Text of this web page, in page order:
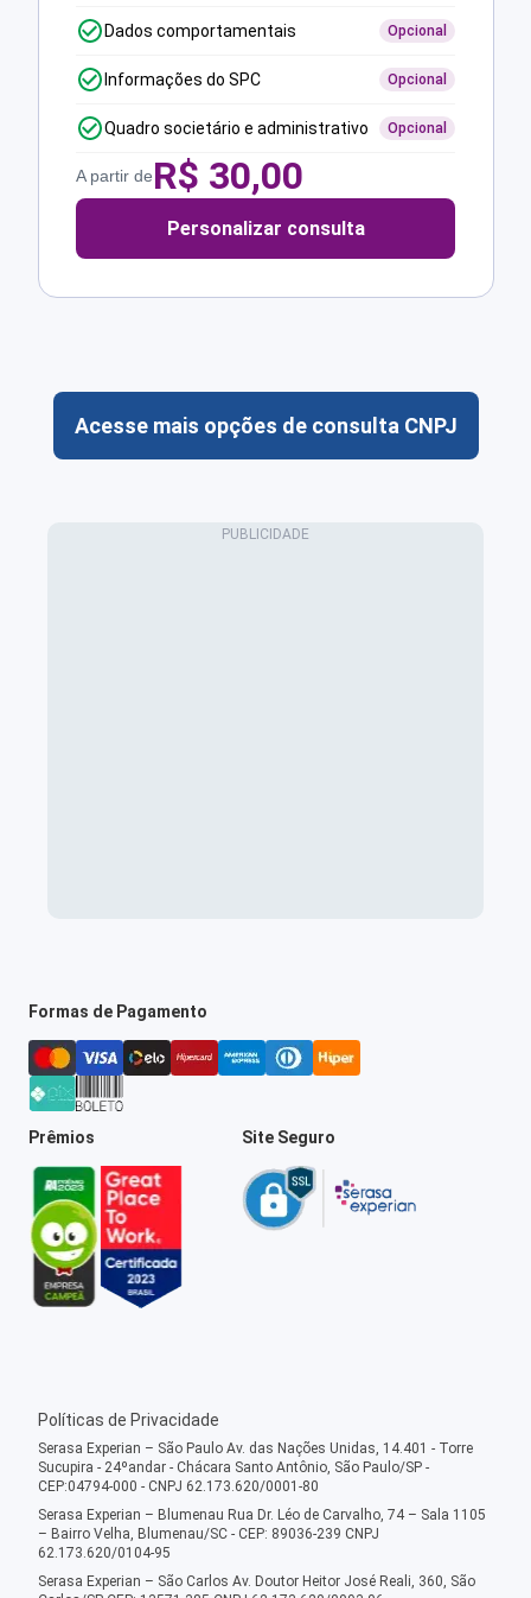
Dados comportamentais Opcional
Informações do SPC Opcional
Quadro societário e administrativo Opcional
A partir deR$ 30,00
Personalizar consulta
Acesse mais opções de consulta CNPJ
Formas de Pagamento
Prêmios Site Seguro
Políticas de Privacidade
Serasa Experian – São Paulo Av. das Nações Unidas, 14.401 - Torre
Sucupira - 24ºandar - Chácara Santo Antônio, São Paulo/SP -
CEP:04794-000 - CNPJ 62.173.620/0001-80
Serasa Experian – Blumenau Rua Dr. Léo de Carvalho, 74 – Sala 1105
– Bairro Velha, Blumenau/SC - CEP: 89036-239 CNPJ
62.173.620/0104-95
Serasa Experian – São Carlos Av. Doutor Heitor José Reali, 360, São